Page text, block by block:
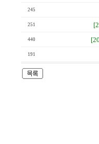
245
251
440
191